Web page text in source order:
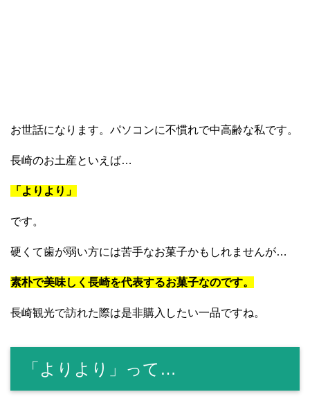
お世話になります。パソコンに不慣れで中高齢な私です。
長崎のお土産といえば…
「よりより」
です。
硬くて歯が弱い方には苦手なお菓子かもしれませんが…
素朴で美味しく長崎を代表するお菓子なのです。
長崎観光で訪れた際は是非購入したい一品ですね。
「よりより」って…